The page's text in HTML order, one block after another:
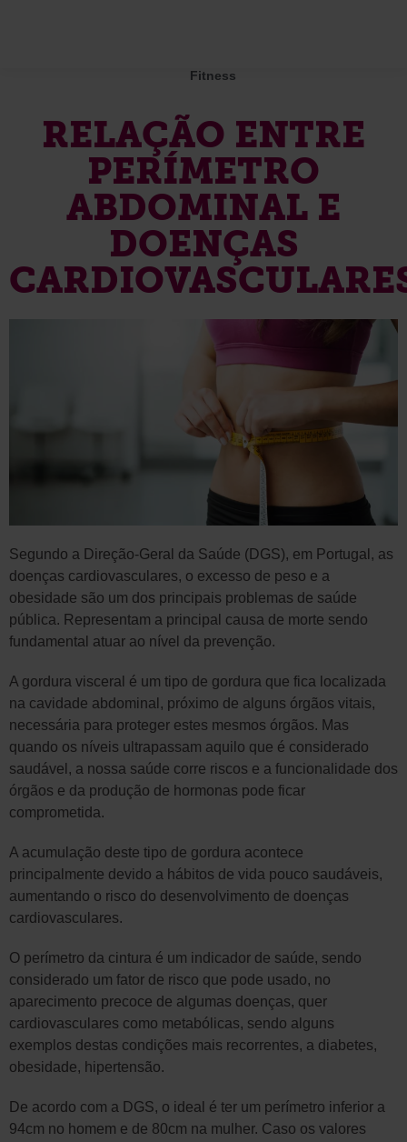
Fitness
RELAÇÃO ENTRE
PERÍMETRO
ABDOMINAL E
DOENÇAS
Segundo a Direção-Geral da Saúde (DGS), em Portugal, as
doenças cardiovasculares, o excesso de peso e a
obesidade são um dos principais problemas de saúde
pública. Representam a principal causa de morte sendo
fundamental atuar ao nível da prevenção.
A gordura visceral é um tipo de gordura que fica localizada
na cavidade abdominal, próximo de alguns órgãos vitais,
necessária para proteger estes mesmos órgãos. Mas
quando os níveis ultrapassam aquilo que é considerado
saudável, a nossa saúde corre riscos e a funcionalidade dos
órgãos e da produção de hormonas pode ficar
comprometida.
A acumulação deste tipo de gordura acontece
principalmente devido a hábitos de vida pouco saudáveis,
aumentando o risco do desenvolvimento de doenças
cardiovasculares.
O perímetro da cintura é um indicador de saúde, sendo
considerado um fator de risco que pode usado, no
aparecimento precoce de algumas doenças, quer
cardiovasculares como metabólicas, sendo alguns
exemplos destas condições mais recorrentes, a diabetes,
obesidade, hipertensão.
De acordo com a DGS, o ideal é ter um perímetro inferior a
94cm no homem e de 80cm na mulher. Caso os valores